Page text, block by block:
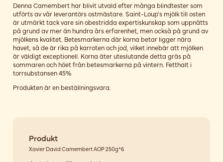
Denna Camembert har blivit utvald efter många blindtester som
utförts av vår leverantörs ostmästare. Saint-Loup's mjölk till osten
är utmärkt tack vare sin obestridda expertiskunskap som uppnåtts
på grund av mer än hundra års erfarenhet, men också på grund av
mjölkens kvalitet. Betesmarkerna där korna betar ligger nära
havet, så de är rika på karroten och jod, vilket innebär att mjölken
är väldigt exceptionell. Korna äter uteslutande detta gräs på
sommaren och höet från betesmarkerna på vintern. Fetthalt i
torrsubstansen 45%
Produkten är en beställningsvara.
Produkt
Xavier David Camembert AOP 250g*6